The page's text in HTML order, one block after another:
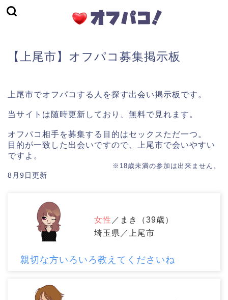
【上尾市】オフパコ募集掲示板
上尾市でオフパコする人を探す出会い掲示板です。
当サイトは随時更新しており、無料で見れます。
オフパコ相手を募集する目的はセックスただ一つ。
目的が一致した出会いですので、上尾市で会いやすい
ですよ。
※18歳未満の参加は出来ません。
8月9日更新
女性 ／まき（39歳）
埼玉県／上尾市
親切な方いろいろ教えてくださいね